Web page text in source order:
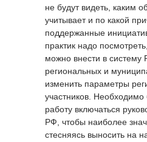
не будут видеть, каким
учитывает и по какой
поддержанные
практик надо
можно внести в
региональных и
изменить параметры
участников. Необходимо
работу включаться
РФ, чтобы наиболее
стесняясь выносить на